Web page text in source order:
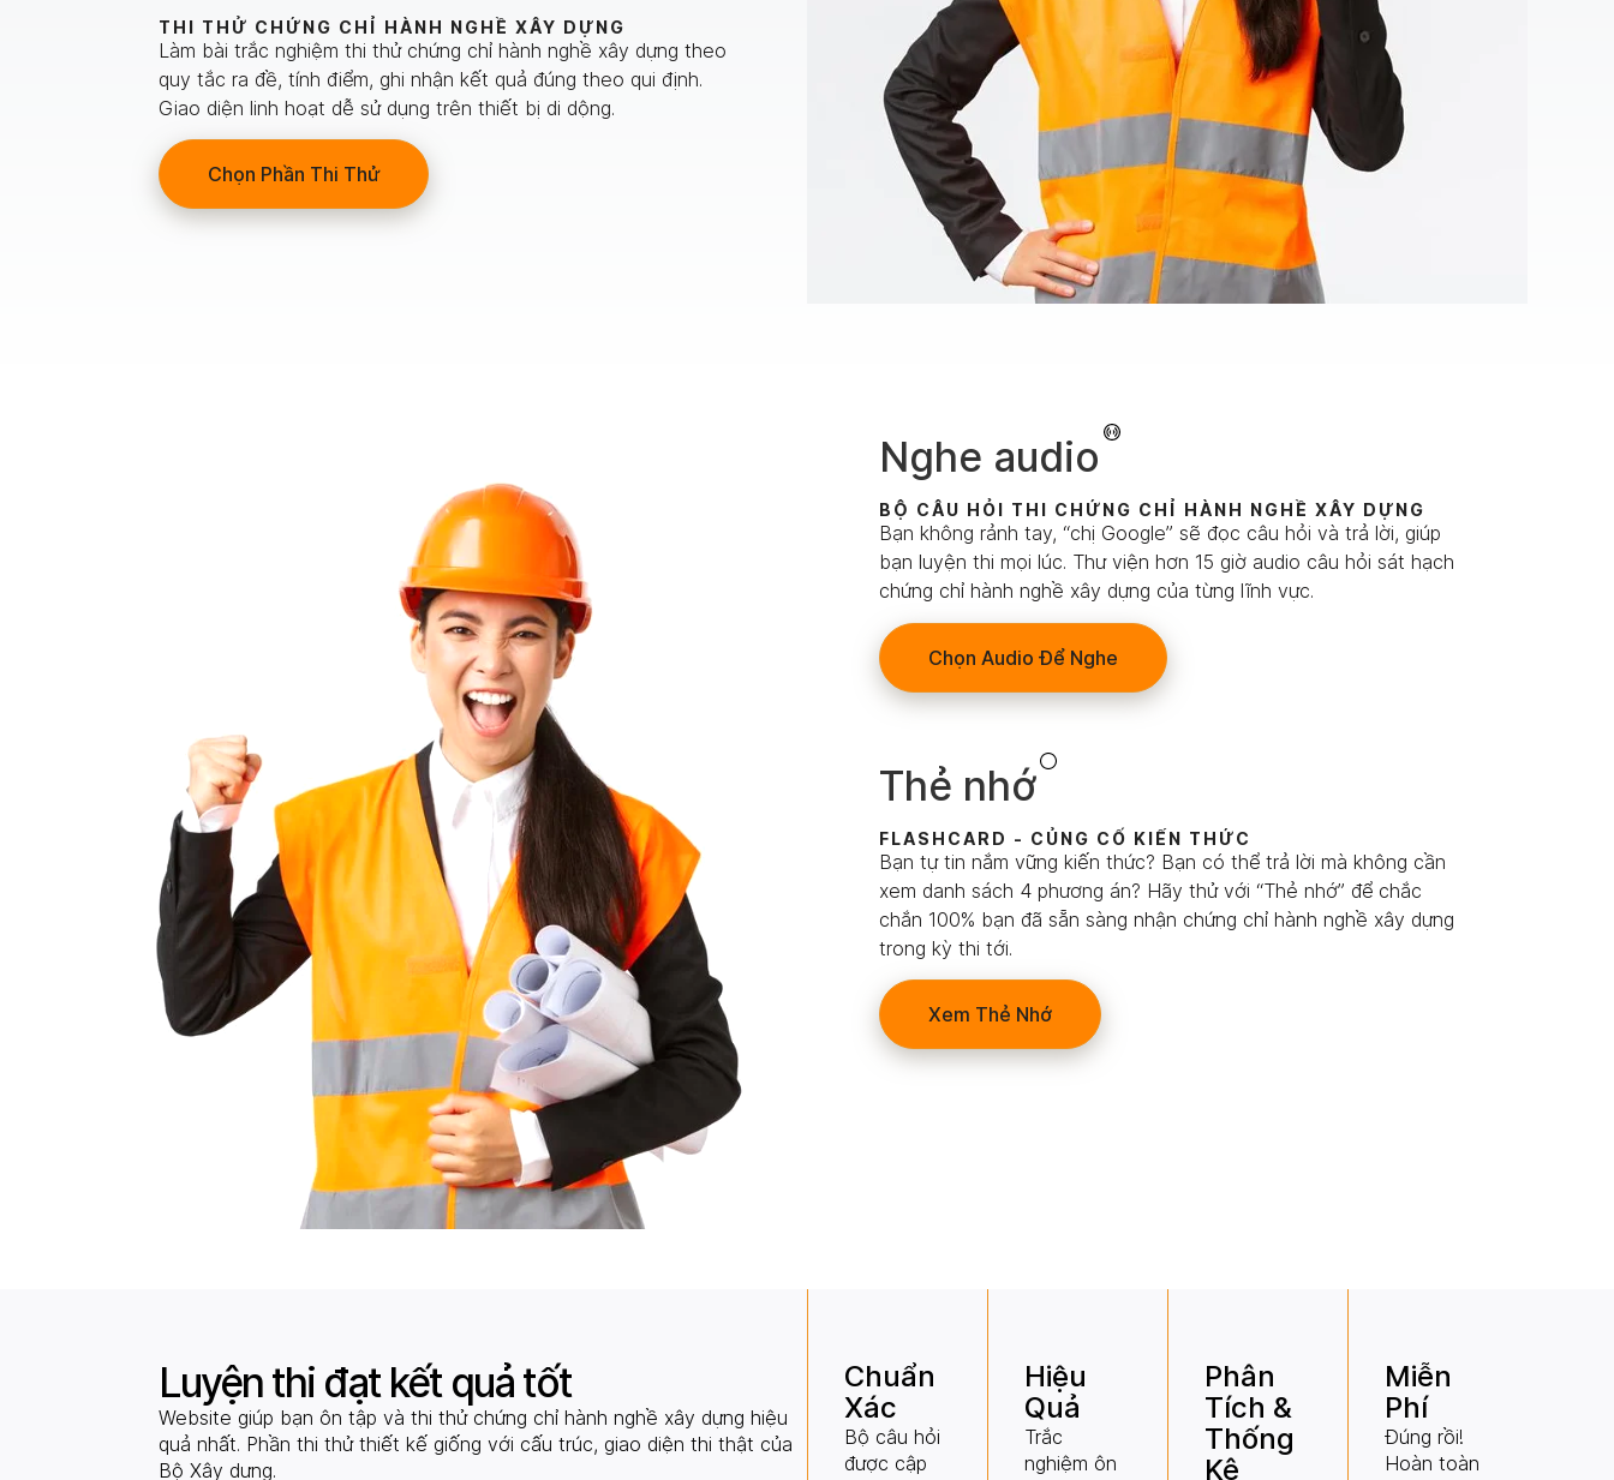
THI THỬ CHỨNG CHỈ HÀNH NGHỀ XÂY DỰNG
Làm bài trắc nghiệm thi thử chứng chỉ hành nghề xây dựng theo
quy tắc ra đề, tính điểm, ghi nhận kết quả đúng theo qui định.
Giao diện linh hoạt dễ sử dụng trên thiết bị di dộng.
Chọn Phần Thi Thử
Nghe audio
BỘ CÂU HỎI THI CHỨNG CHỈ HÀNH NGHỀ XÂY DỰNG
Bạn không rảnh tay, “chị Google” sẽ đọc câu hỏi và trả lời, giúp
bạn luyện thi mọi lúc. Thư viện hơn 15 giờ audio câu hỏi sát hạch
chứng chỉ hành nghề xây dựng của từng lĩnh vực.
Chọn Audio Để Nghe
Thẻ nhớ
FLASHCARD - CỦNG CỐ KIẾN THỨC
Bạn tự tin nắm vững kiến thức? Bạn có thể trả lời mà không cần
xem danh sách 4 phương án? Hãy thử với “Thẻ nhớ” để chắc
chắn 100% bạn đã sẵn sàng nhận chứng chỉ hành nghề xây dựng
trong kỳ thi tới.
Xem Thẻ Nhớ
Luyện thi đạt kết quả tốt
Website giúp bạn ôn tập và thi thử chứng chỉ hành nghề xây dựng hiệu
quả nhất. Phần thi thử thiết kế giống với cấu trúc, giao diện thi thật của
Bộ Xây dựng.
Chuẩn
Xác
Bộ câu hỏi
được cập
Hiệu
Quả
Trắc
nghiệm ôn
Phân
Tích &
Thống
Kê
Miễn
Phí
Đúng rồi!
Hoàn toàn